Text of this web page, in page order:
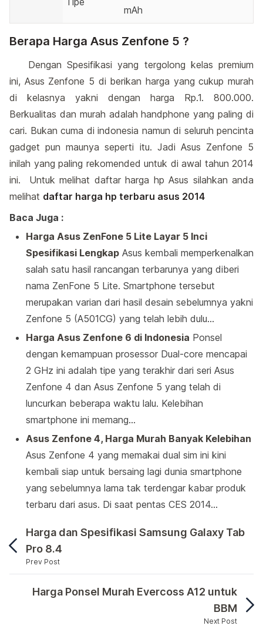
mAh
Berapa Harga Asus Zenfone 5 ?
Dengan Spesifikasi yang tergolong kelas premium
ini, Asus Zenfone 5 di berikan harga yang cukup murah
di kelasnya yakni dengan harga Rp.1. 800.000.
Berkualitas dan murah adalah handphone yang paling di
cari. Bukan cuma di indonesia namun di seluruh pencinta
gadget pun maunya seperti itu. Jadi Asus Zenfone 5
inilah yang paling rekomended untuk di awal tahun 2014
ini. Untuk melihat daftar harga hp Asus silahkan anda
melihat daftar harga hp terbaru asus 2014
Baca Juga :
Harga Asus ZenFone 5 Lite Layar 5 Inci
Spesifikasi Lengkap Asus kembali memperkenalkan
salah satu hasil rancangan terbarunya yang diberi
nama ZenFone 5 Lite. Smartphone tersebut
merupakan varian dari hasil desain sebelumnya yakni
Zenfone 5 (A501CG) yang telah lebih dulu…
Harga Asus Zenfone 6 di Indonesia Ponsel
dengan kemampuan prosessor Dual-core mencapai
2 GHz ini adalah tipe yang terakhir dari seri Asus
Zenfone 4 dan Asus Zenfone 5 yang telah di
luncurkan beberapa waktu lalu. Kelebihan
smartphone ini memang…
Asus Zenfone 4, Harga Murah Banyak Kelebihan
Asus Zenfone 4 yang memakai dual sim ini kini
kembali siap untuk bersaing lagi dunia smartphone
yang sebelumnya lama tak terdengar kabar produk
terbaru dari asus. Di saat pentas CES 2014…
Harga dan Spesifikasi Samsung Galaxy Tab
Pro 8.4
Prev Post
Asus Zenfone 5 mempunyai dimensi sebesar
Harga Ponsel Murah Evercoss A12 untuk
BBM
Next Post